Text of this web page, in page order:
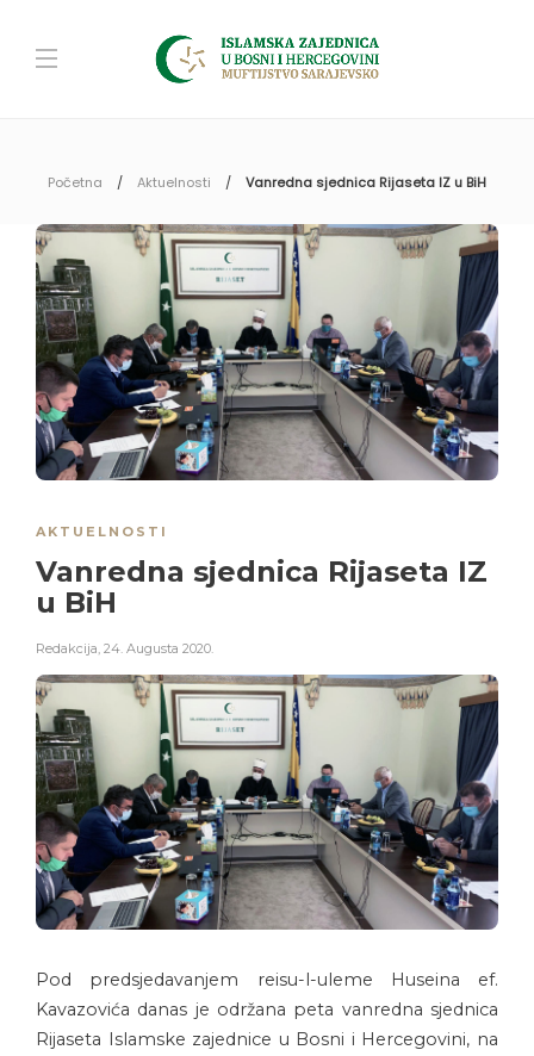
Početna Aktuelnosti Vanredna sjednica Rijaseta IZ u BiH
AKTUELNOSTI
Vanredna sjednica Rijaseta IZ
u BiH
Redakcija 24. Augusta 2020.
Pod predsjedavanjem reisu-l-uleme Huseina ef.
Kavazovića danas je održana peta vanredna sjednica
Rijaseta Islamske zajednice u Bosni i Hercegovini, na